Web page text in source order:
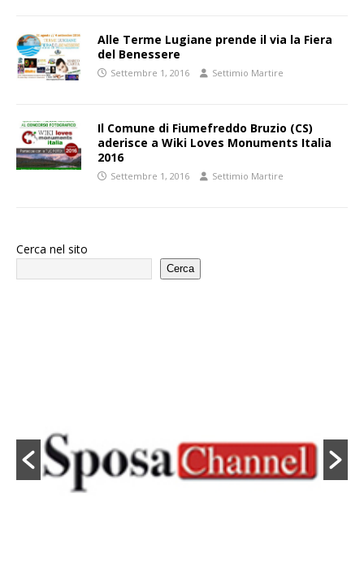
Alle Terme Lugiane prende il via la Fiera
del Benessere
Settembre 1, 2016 Settimio Martire
Il Comune di Fiumefreddo Bruzio (CS)
aderisce a Wiki Loves Monuments Italia
2016
Settembre 1, 2016 Settimio Martire
Cerca nel sito
Cerca